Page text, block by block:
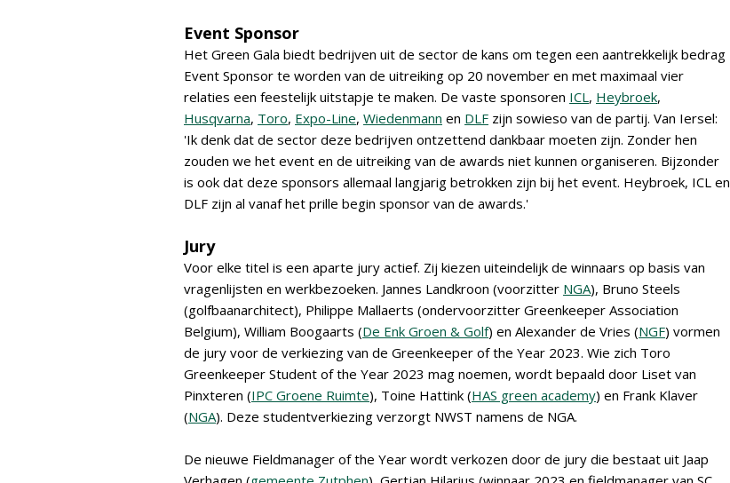
Event Sponsor
Het Green Gala biedt bedrijven uit de sector de kans om tegen een aantrekkelijk bedrag
Event Sponsor te worden van de uitreiking op 20 november en met maximaal vier
relaties een feestelijk uitstapje te maken. De vaste sponsoren ICL, Heybroek,
Husqvarna, Toro, Expo-Line, Wiedenmann en DLF zijn sowieso van de partij. Van Iersel:
'Ik denk dat de sector deze bedrijven ontzettend dankbaar moeten zijn. Zonder hen
zouden we het event en de uitreiking van de awards niet kunnen organiseren. Bijzonder
is ook dat deze sponsors allemaal langjarig betrokken zijn bij het event. Heybroek, ICL en
DLF zijn al vanaf het prille begin sponsor van de awards.'
Jury
Voor elke titel is een aparte jury actief. Zij kiezen uiteindelijk de winnaars op basis van
vragenlijsten en werkbezoeken. Jannes Landkroon (voorzitter NGA), Bruno Steels
(golfbaanarchitect), Philippe Mallaerts (ondervoorzitter Greenkeeper Association
Belgium), William Boogaarts (De Enk Groen & Golf) en Alexander de Vries (NGF) vormen
de jury voor de verkiezing van de Greenkeeper of the Year 2023. Wie zich Toro
Greenkeeper Student of the Year 2023 mag noemen, wordt bepaald door Liset van
Pinxteren (IPC Groene Ruimte), Toine Hattink (HAS green academy) en Frank Klaver
(NGA). Deze studentverkiezing verzorgt NWST namens de NGA.
De nieuwe Fieldmanager of the Year wordt verkozen door de jury die bestaat uit Jaap